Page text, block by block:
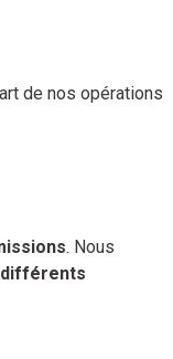
de nos opérations
. Nous